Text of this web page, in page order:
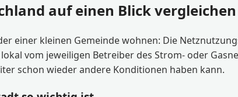
auf einen Blick vergleichen
einer kleinen Gemeinde wohnen: Die
vom jeweiligen Betreiber des Strom- oder
schon wieder andere Konditionen haben kann.